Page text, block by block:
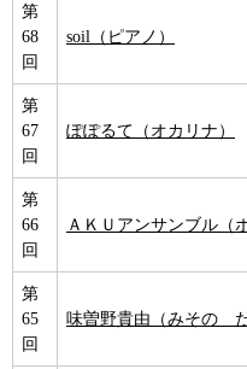
第
68
回
soil（ピアノ）
第
67
回
ぽぽるて（オカリナ）
第
66
回
ＡＫＵアンサンブル（
第
65
回
味曽野貴由（みその